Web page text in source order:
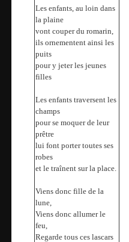
Les enfants, au loin dans
la plaine
vont couper du romarin,
ils ornementent ainsi les
puits
pour y jeter les jeunes
filles
Les enfants traversent les
champs
pour se moquer de leur
prêtre
lui font porter toutes ses
robes
et le traînent sur la place.
Viens donc fille de la
lune,
Viens donc allumer le
feu,
Regarde tous ces lascars